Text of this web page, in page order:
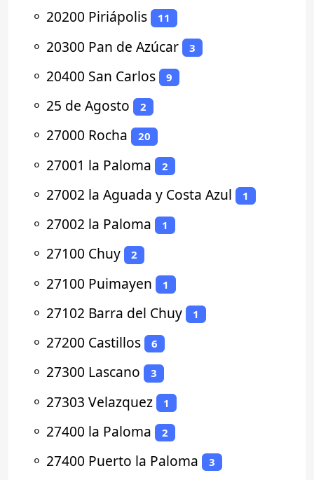
⚬ 20200 Piriápolis 11
⚬ 20300 Pan de Azúcar 3
⚬ 20400 San Carlos 9
⚬ 25 de Agosto 2
⚬ 27000 Rocha 20
⚬ 27001 la Paloma 2
⚬ 27002 la Aguada y Costa Azul 1
⚬ 27002 la Paloma 1
⚬ 27100 Chuy 2
⚬ 27100 Puimayen 1
⚬ 27102 Barra del Chuy 1
⚬ 27200 Castillos 6
⚬ 27300 Lascano 3
⚬ 27303 Velazquez 1
⚬ 27400 la Paloma 2
⚬ 27400 Puerto la Paloma 3